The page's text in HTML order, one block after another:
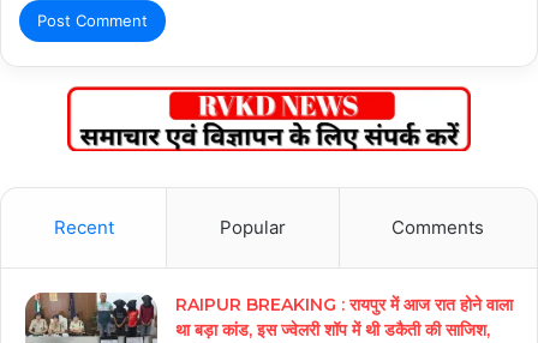
Recent Popular Comments
RAIPUR BREAKING : रायपुर में आज रात होने वाला
था बड़ा कांड, इस ज्वेलरी शॉप में थी डकैती की साजिश,